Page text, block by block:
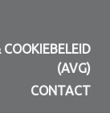
COOKIEBELEID
(AVG)
CONTACT